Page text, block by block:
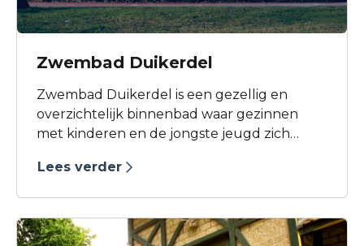
Zwembad Duikerdel
Zwembad Duikerdel is een gezellig en
overzichtelijk binnenbad waar gezinnen
met kinderen en de jongste jeugd zich
banenzwemmers hebben prima
Lees verder